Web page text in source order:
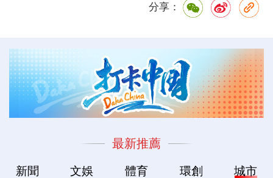
分享：
最新推薦
新聞 文娛 體育 環創 城市